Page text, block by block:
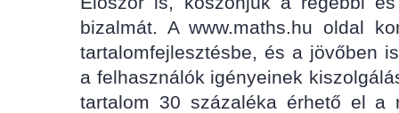
bizalmát. A www.maths.hu oldal
tartalomfejlesztésbe, és a jövőben
a felhasználók igényeinek
tartalom 30 százaléka érhető el a